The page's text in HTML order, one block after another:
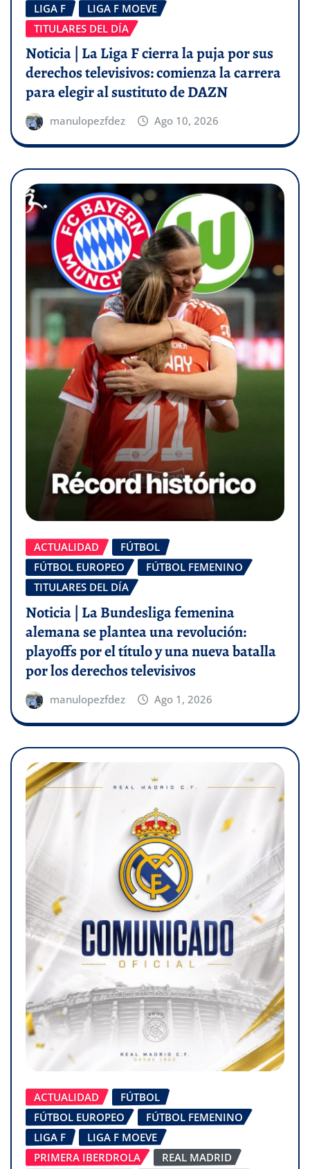
LIGA F
LIGA F MOEVE
TITULARES DEL DÍA
Noticia | La Liga F cierra la puja por sus
derechos televisivos: comienza la carrera
para elegir al sustituto de DAZN
manulopezfdez Ago 10, 2026
ACTUALIDAD
FÚTBOL
FÚTBOL EUROPEO
FÚTBOL FEMENINO
TITULARES DEL DÍA
Noticia | La Bundesliga femenina
alemana se plantea una revolución:
playoffs por el título y una nueva batalla
por los derechos televisivos
manulopezfdez Ago 1, 2026
ACTUALIDAD
FÚTBOL
FÚTBOL EUROPEO
FÚTBOL FEMENINO
LIGA F
LIGA F MOEVE
PRIMERA IBERDROLA
REAL MADRID